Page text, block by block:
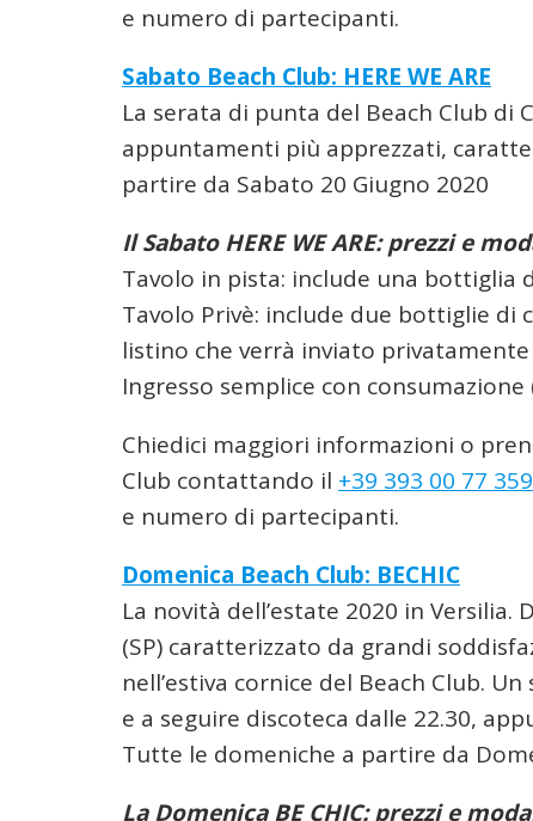
e numero di partecipanti.
Sabato Beach Club: HERE WE ARE
La serata di punta del Beach Club di
appuntamenti più apprezzati,
partire da Sabato 20 Giugno 2020
Il Sabato HERE WE ARE: prezzi e
Tavolo in pista: include una bottiglia
Tavolo Privè: include due bottiglie di
listino che verrà inviato privatamente
Ingresso semplice con
Chiedici maggiori informazioni o
Club contattando il +39 393 00 77 359
e numero di partecipanti.
Domenica Beach Club: BECHIC
La novità dell’estate 2020 in Versilia.
(SP) caratterizzato da grandi
nell’estiva cornice del Beach Club.
e a seguire discoteca dalle 22.30,
Tutte le domeniche a partire da
La Domenica BE CHIC: prezzi e